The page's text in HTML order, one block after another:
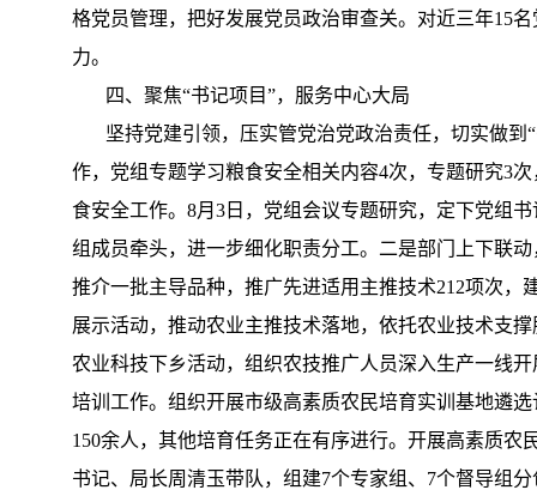
格党员管理，把好发展党员政治审查关。对近三年15
力。
四、聚焦“书记项目”，服务中心大局
坚持党建引领，压实管党治党政治责任，切实做到“
作，党组专题学习粮食安全相关内容4次，专题研究3
食安全工作。8月3日，党组会议专题研究，定下党组
组成员牵头，进一步细化职责分工。二是部门上下联
推介一批主导品种，推广先进适用主推技术212项次，
展示活动，推动农业主推技术落地，依托农业技术支
农业科技下乡活动，组织农技推广人员深入生产一线
培训工作。组织开展市级高素质农民培育实训基地遴
150余人，其他培育任务正在有序进行。开展高素质
书记、局长周清玉带队，组建7个专家组、7个督导组